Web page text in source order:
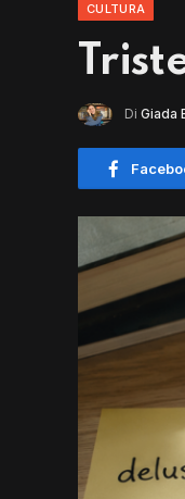
CULTURA
Di Giada